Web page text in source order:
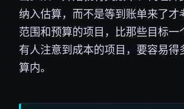
纳入估算，而不是等到账单来了才
范围和预算的项目，比那些目标一
有人注意到成本的项目，要容易得
算内。